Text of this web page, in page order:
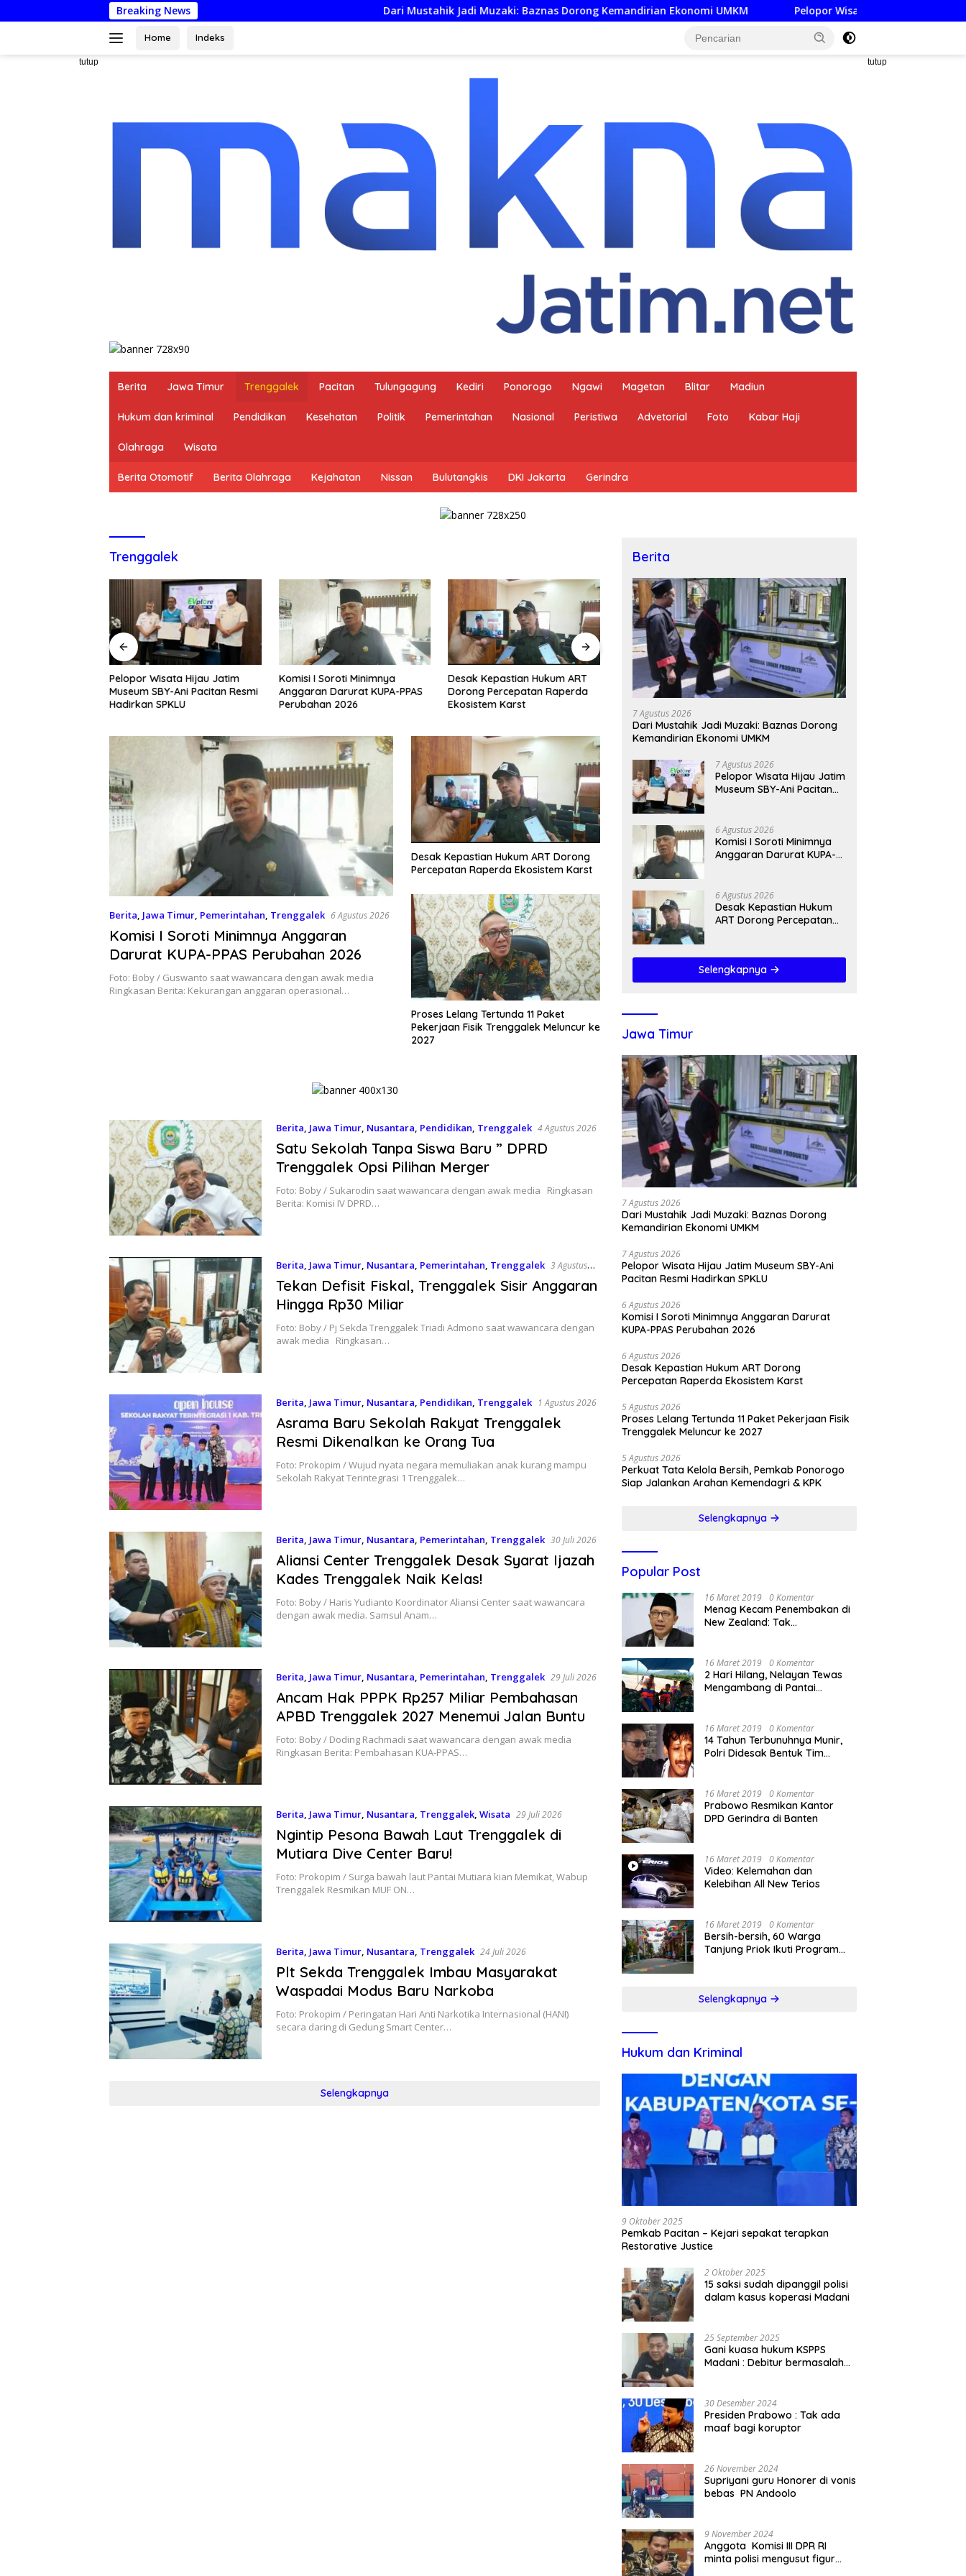
ke
Breaking News Dari Mustahik Jadi Muzaki: Baznas Dorong Kemandirian Ekonomi UMKM Pelopor Wisata Hijau Jatim Museum SBY-Ani Pacitan
Home Indeks
tutup tutup
Berita Jawa Timur Trenggalek Pacitan Tulungagung Kediri Ponorogo Ngawi Magetan Blitar Madiun
Hukum dan kriminal Pendidikan Kesehatan Politik Pemerintahan Nasional Peristiwa Advetorial Foto Kabar Haji
Olahraga Wisata
Berita Otomotif Berita Olahraga Kejahatan Nissan Bulutangkis DKI Jakarta Gerindra
Trenggalek
Pelopor Wisata Hijau Jatim
Museum SBY-Ani Pacitan Resmi
Hadirkan SPKLU
Komisi I Soroti Minimnya
Anggaran Darurat KUPA-PPAS
Perubahan 2026
Desak Kepastian Hukum ART
Dorong Percepatan Raperda
Ekosistem Karst
Proses Lelang Tertunda 11
Paket Pekerjaan Fisik
Perkuat Tata Kelola Bersih,
Pemkab Ponorogo Siap
Berita, Jawa Timur, Pemerintahan, Trenggalek 6 Agustus 2026
Komisi I Soroti Minimnya Anggaran
Darurat KUPA-PPAS Perubahan 2026
Foto: Boby / Guswanto saat wawancara dengan awak media
Ringkasan Berita: Kekurangan anggaran operasional…
Desak Kepastian Hukum ART Dorong
Percepatan Raperda Ekosistem Karst
Proses Lelang Tertunda 11 Paket
Pekerjaan Fisik Trenggalek Meluncur ke
2027
Berita, Jawa Timur, Nusantara, Pendidikan, Trenggalek 4 Agustus 2026
Satu Sekolah Tanpa Siswa Baru ” DPRD
Trenggalek Opsi Pilihan Merger
Foto: Boby / Sukarodin saat wawancara dengan awak media Ringkasan
Berita: Komisi IV DPRD…
Berita, Jawa Timur, Nusantara, Pemerintahan, Trenggalek 3 Agustus
2026
Tekan Defisit Fiskal, Trenggalek Sisir Anggaran
Hingga Rp30 Miliar
​​Foto: Boby / Pj Sekda Trenggalek Triadi Admono saat wawancara dengan
awak media Ringkasan…
Berita, Jawa Timur, Nusantara, Pendidikan, Trenggalek 1 Agustus 2026
Asrama Baru Sekolah Rakyat Trenggalek
Resmi Dikenalkan ke Orang Tua
Foto: Prokopim / Wujud nyata negara memuliakan anak kurang mampu
Sekolah Rakyat Terintegrasi 1 Trenggalek…
Berita, Jawa Timur, Nusantara, Pemerintahan, Trenggalek 30 Juli 2026
Aliansi Center Trenggalek Desak Syarat Ijazah
Kades Trenggalek Naik Kelas!
Foto: Boby / Haris Yudianto Koordinator Aliansi Center saat wawancara
dengan awak media. Samsul Anam…
Berita, Jawa Timur, Nusantara, Pemerintahan, Trenggalek 29 Juli 2026
Ancam Hak PPPK Rp257 Miliar Pembahasan
APBD Trenggalek 2027 Menemui Jalan Buntu
Foto: Boby / Doding Rachmadi saat wawancara dengan awak media
Ringkasan Berita: Pembahasan KUA-PPAS…
Berita, Jawa Timur, Nusantara, Trenggalek, Wisata 29 Juli 2026
Ngintip Pesona Bawah Laut Trenggalek di
Mutiara Dive Center Baru!
Foto: Prokopim / Surga bawah laut Pantai Mutiara kian Memikat, Wabup
Trenggalek Resmikan MUF ON…
Berita, Jawa Timur, Nusantara, Trenggalek 24 Juli 2026
Plt Sekda Trenggalek Imbau Masyarakat
Waspadai Modus Baru Narkoba
Foto: Prokopim / Peringatan Hari Anti Narkotika Internasional (HANI)
secara daring di Gedung Smart Center…
Selengkapnya
Berita
7 Agustus 2026
Dari Mustahik Jadi Muzaki: Baznas Dorong
Kemandirian Ekonomi UMKM
7 Agustus 2026
Pelopor Wisata Hijau Jatim
Museum SBY-Ani Pacitan
6 Agustus 2026
Komisi I Soroti Minimnya
Anggaran Darurat KUPA-
6 Agustus 2026
Desak Kepastian Hukum
ART Dorong Percepatan
Selengkapnya
Jawa Timur
7 Agustus 2026
Dari Mustahik Jadi Muzaki: Baznas Dorong
Kemandirian Ekonomi UMKM
7 Agustus 2026
Pelopor Wisata Hijau Jatim Museum SBY-Ani
Pacitan Resmi Hadirkan SPKLU
6 Agustus 2026
Komisi I Soroti Minimnya Anggaran Darurat
KUPA-PPAS Perubahan 2026
6 Agustus 2026
Desak Kepastian Hukum ART Dorong
Percepatan Raperda Ekosistem Karst
5 Agustus 2026
Proses Lelang Tertunda 11 Paket Pekerjaan Fisik
Trenggalek Meluncur ke 2027
5 Agustus 2026
Perkuat Tata Kelola Bersih, Pemkab Ponorogo
Siap Jalankan Arahan Kemendagri & KPK
Selengkapnya
Popular Post
16 Maret 2019 0 Komentar
Menag Kecam Penembakan di
New Zealand: Tak
16 Maret 2019 0 Komentar
2 Hari Hilang, Nelayan Tewas
Mengambang di Pantai
16 Maret 2019 0 Komentar
14 Tahun Terbunuhnya Munir,
Polri Didesak Bentuk Tim
16 Maret 2019 0 Komentar
Prabowo Resmikan Kantor
DPD Gerindra di Banten
16 Maret 2019 0 Komentar
Video: Kelemahan dan
Kelebihan All New Terios
16 Maret 2019 0 Komentar
Bersih-bersih, 60 Warga
Tanjung Priok Ikuti Program
Selengkapnya
Hukum dan Kriminal
9 Oktober 2025
Pemkab Pacitan – Kejari sepakat terapkan
Restorative Justice
2 Oktober 2025
15 saksi sudah dipanggil polisi
dalam kasus koperasi Madani
25 September 2025
Gani kuasa hukum KSPPS
Madani : Debitur bermasalah
30 Desember 2024
Presiden Prabowo : Tak ada
maaf bagi koruptor
26 November 2024
Supriyani guru Honorer di vonis
bebas PN Andoolo
9 November 2024
Anggota Komisi III DPR RI
minta polisi mengusut figur